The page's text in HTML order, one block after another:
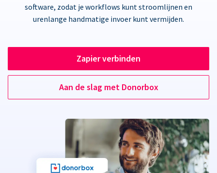
software, zodat je workflows kunt stroomlijnen en
urenlange handmatige invoer kunt vermijden.
Zapier verbinden
Aan de slag met Donorbox